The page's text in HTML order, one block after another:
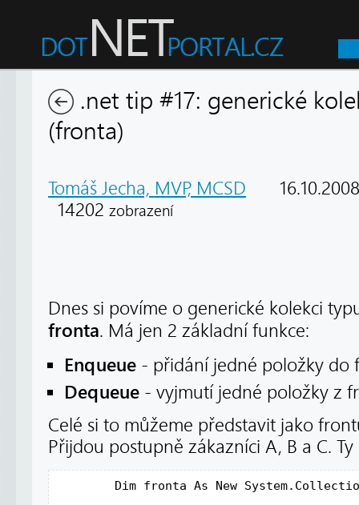
.net tip #17: generické
(fronta)
Tomáš Jecha, MVP, MCSD
16.10.2008
14202 zobrazení
Dnes si povíme o generické kolekci
fronta. Má jen 2 základní funkce:
Enqueue - přidání jedné položky do
Dequeue - vyjmutí jedné položky z
Celé si to můžeme představit jako
Přijdou postupně zákazníci A, B a C.
Dim fronta As New